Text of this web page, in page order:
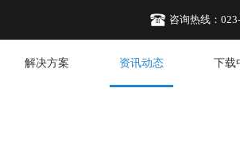
解决方案 资讯动态 下载
咨询热线：